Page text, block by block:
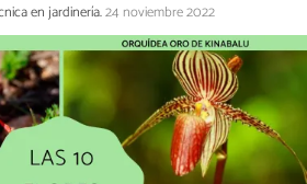
en jardinería.24 noviembre 2022